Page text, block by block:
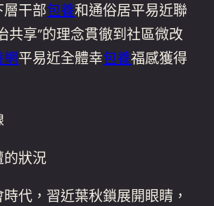
干部包養和通俗居平易近聯
共享”的理念貫徹到社區微改
網平易近全體幸包養福感獲得
的狀況
代，習近葉秋鎖展開眼睛，